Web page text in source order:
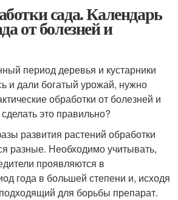
сада. Календарь
от болезней и
период деревья и кустарники
и дали богатый урожай, нужно
обработки от болезней и
это правильно?
развития растений обработки
разные. Необходимо учитывать,
проявляются в
года в большей степени и, исходя
для борьбы препарат.